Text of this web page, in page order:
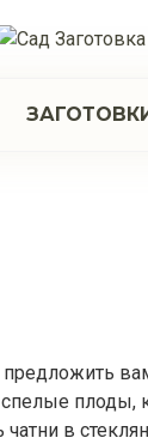
предложить
плоды,
в